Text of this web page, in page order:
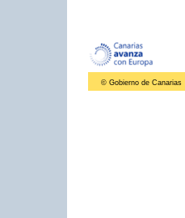
© Gobierno de Canarias